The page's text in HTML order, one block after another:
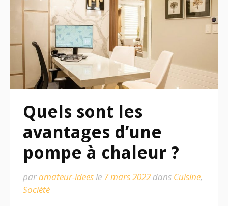
Quels sont les
avantages d’une
pompe à chaleur ?
paramateur-ideesle 7 mars 2022 dans Cuisine,
Société